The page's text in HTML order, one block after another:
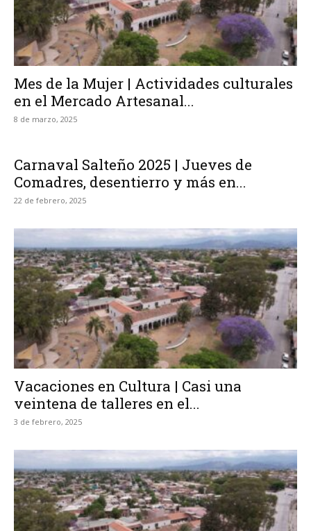
Mes de la Mujer | Actividades culturales
en el Mercado Artesanal...
8 de marzo, 2025
Carnaval Salteño 2025 | Jueves de
Comadres, desentierro y más en...
22 de febrero, 2025
Vacaciones en Cultura | Casi una
veintena de talleres en el...
3 de febrero, 2025